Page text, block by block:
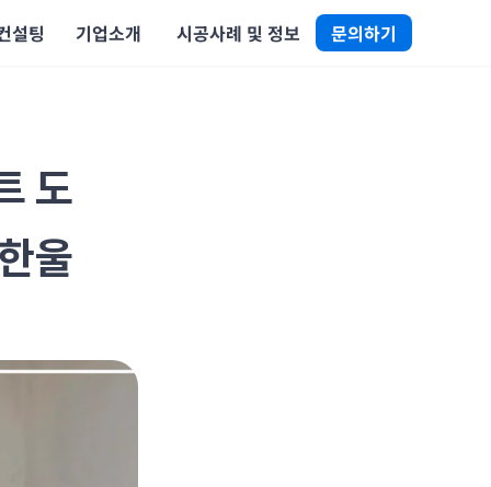
설팅 기업소개 시공사례 및 정보 문의하기
도
울